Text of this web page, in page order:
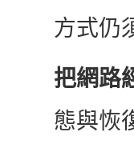
方式仍
把網路
態與恢